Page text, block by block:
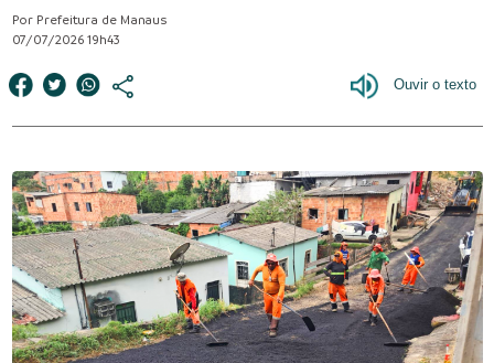
Por Prefeitura de Manaus
07/07/2026 19h43